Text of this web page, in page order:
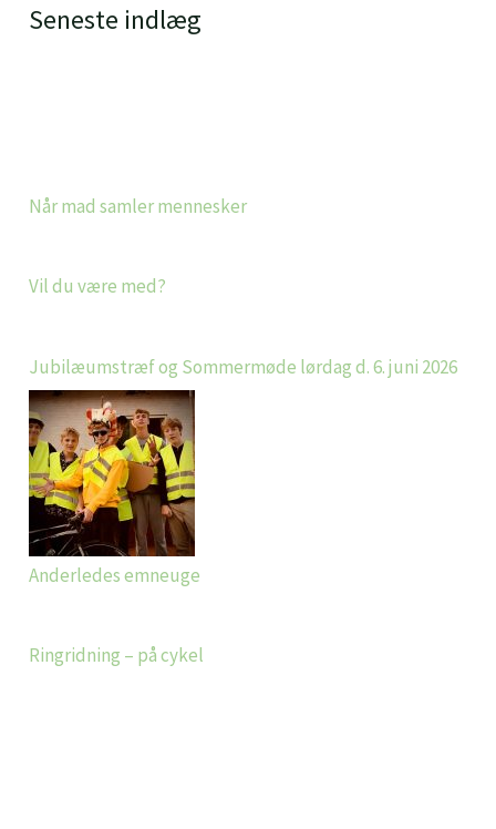
Seneste indlæg
Når mad samler mennesker
Vil du være med?
Jubilæumstræf og Sommermøde lørdag d. 6. juni 2026
Anderledes emneuge
Ringridning – på cykel